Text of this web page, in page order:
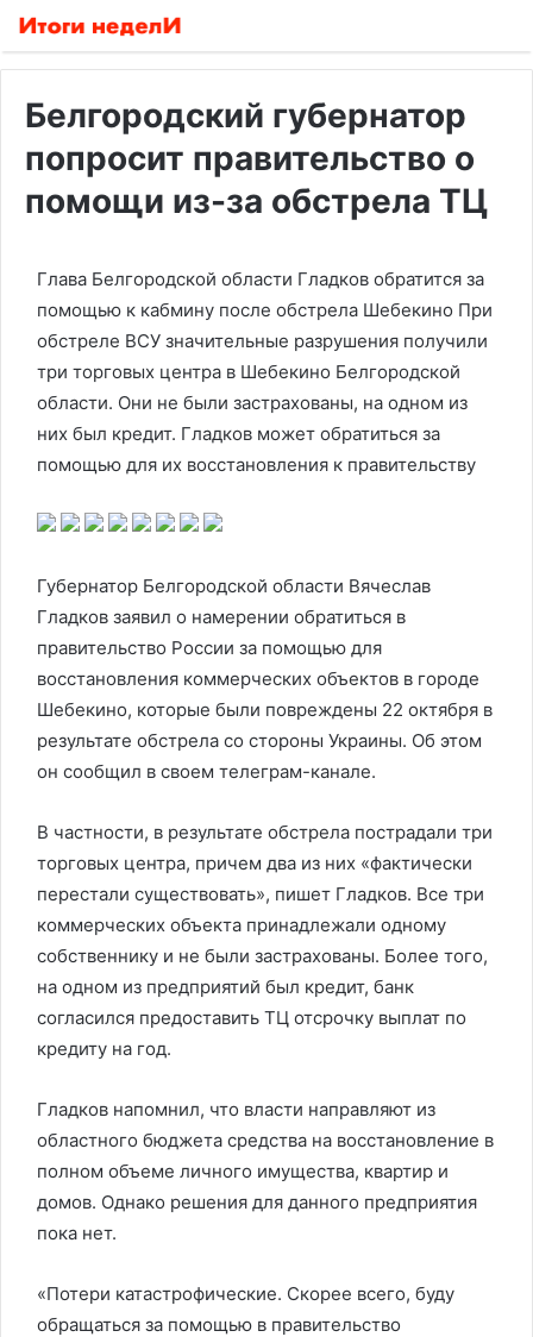
Белгородский губернатор
попросит правительство о
помощи из-за обстрела ТЦ
Глава Белгородской области Гладков обратится за
помощью к кабмину после обстрела Шебекино При
обстреле ВСУ значительные разрушения получили
три торговых центра в Шебекино Белгородской
области. Они не были застрахованы, на одном из
них был кредит. Гладков может обратиться за
помощью для их восстановления к правительству
Губернатор Белгородской области Вячеслав
Гладков заявил о намерении обратиться в
правительство России за помощью для
восстановления коммерческих объектов в городе
Шебекино, которые были повреждены 22 октября в
результате обстрела со стороны Украины. Об этом
он сообщил в своем телеграм-канале.
В частности, в результате обстрела пострадали три
торговых центра, причем два из них «фактически
перестали существовать», пишет Гладков. Все три
коммерческих объекта принадлежали одному
собственнику и не были застрахованы. Более того,
на одном из предприятий был кредит, банк
согласился предоставить ТЦ отсрочку выплат по
кредиту на год.
Гладков напомнил, что власти направляют из
областного бюджета средства на восстановление в
полном объеме личного имущества, квартир и
домов. Однако решения для данного предприятия
пока нет.
«Потери катастрофические. Скорее всего, буду
обращаться за помощью в правительство